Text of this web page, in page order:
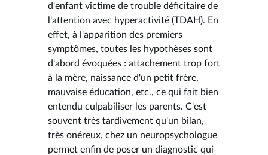
d'enfant victime de trouble déficitaire de
l'attention avec hyperactivité (TDAH). En
effet, à l'apparition des premiers
symptômes, toutes les hypothèses sont
d'abord évoquées : attachement trop fort
à la mère, naissance d'un petit frère,
mauvaise éducation, etc., ce qui fait bien
entendu culpabiliser les parents. C'est
souvent très tardivement qu'un bilan,
très onéreux, chez un neuropsychologue
permet enfin de poser un diagnostic qui